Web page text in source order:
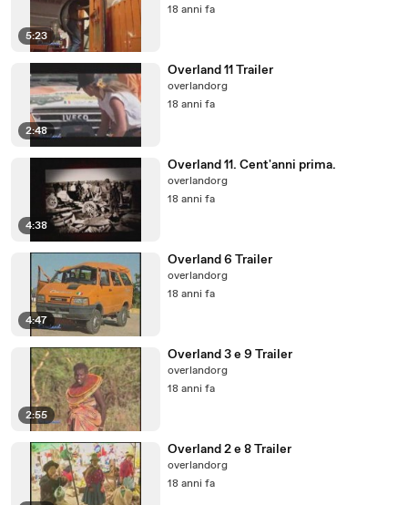
5:23
18 anni fa
2:48
Overland 11 Trailer
overlandorg
18 anni fa
4:38
Overland 11. Cent'anni prima.
overlandorg
18 anni fa
4:47
Overland 6 Trailer
overlandorg
18 anni fa
2:55
Overland 3 e 9 Trailer
overlandorg
18 anni fa
Overland 2 e 8 Trailer
overlandorg
18 anni fa